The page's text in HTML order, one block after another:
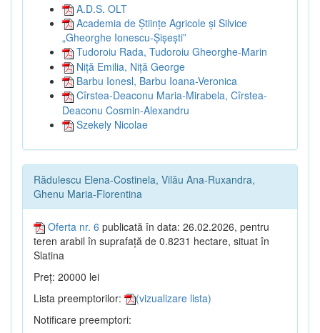
A.D.S. OLT
Academia de Științe Agricole și Silvice
„Gheorghe Ionescu-Șișești”
Tudoroiu Rada, Tudoroiu Gheorghe-Marin
Niță Emilia, Niță George
Barbu Ionesl, Barbu Ioana-Veronica
Cîrstea-Deaconu Maria-Mirabela, Cîrstea-
Deaconu Cosmin-Alexandru
Szekely Nicolae
Rădulescu Elena-Costinela, Vilău Ana-Ruxandra,
Ghenu Maria-Florentina
Oferta nr. 6 publicată în data: 26.02.2026, pentru
teren arabil în suprafață de 0.8231 hectare, situat în
Slatina
Preț: 20000 lei
Lista preemptorilor:
(vizualizare lista)
Notificare preemptori: